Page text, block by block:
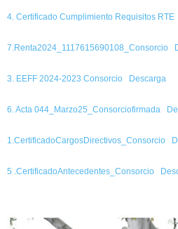
4. Certificado Cumplimiento Requisitos RTE
7.Renta2024_1117615690108_Consorcio
3. EEFF 2024-2023 Consorcio Descarga
6. Acta 044_Marzo25_Consorciofirmada
1.CertificadoCargosDirectivos_Consorcio
5 .CertificadoAntecedentes_Consorcio